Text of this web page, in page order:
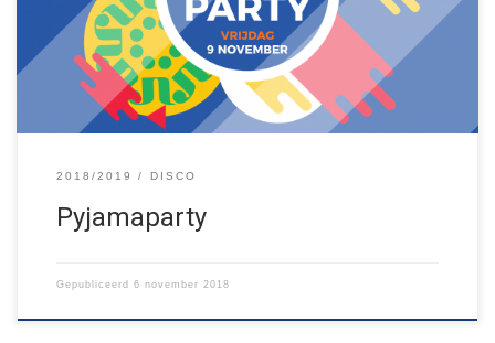
in een kussengevecht en dat allemaal in je pyjama en op je
sloffen! Ook als je (nog) niet bij […]
2018/2019 DISCO
Pyjamaparty
Gepubliceerd 6 november 2018